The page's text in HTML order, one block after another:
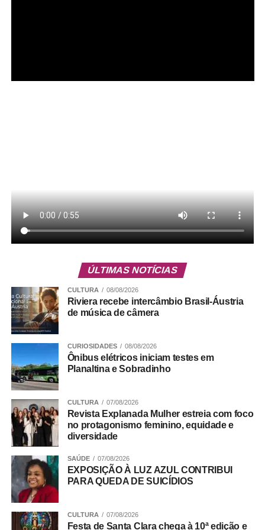
⇒ Psiquiatra
remuneração bruta de R$ 16.030,94 e carga horária
mínima de 24 horas semanais. Candidatos devem ter
graduação em medicina reconhecida pelo MEC, registro
no Conselho Regional de Medicina (CRM), residência
completa ou título de especialista em psiquiatria e
experiência mínima de seis meses na área.
ÚLTIMAS NOTÍCIAS
CULTURA 08/08/2026
Riviera recebe intercâmbio Brasil-Áustria
de música de câmera
CURIOSIDADES 08/08/2026
Ônibus elétricos iniciam testes em
Planaltina e Sobradinho
CULTURA 07/08/2026
Revista Explanada Mulher estreia com foco
no protagonismo feminino, equidade e
diversidade
SAÚDE 07/08/2026
EXPOSIÇÃO À LUZ AZUL CONTRIBUI
PARA QUEDA DE SUICÍDIOS
CULTURA 07/08/2026
Festa de Santa Clara chega à 10ª edição e